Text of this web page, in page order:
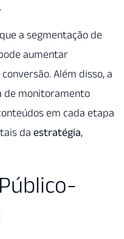
.
a segmentação de
aumentar
Além disso, a
de monitoramento
em cada etapa
da estratégia,